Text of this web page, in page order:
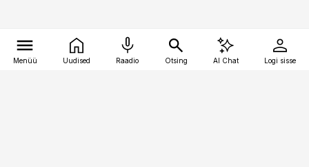
Menüü Uudised Raadio Otsing AI Chat Logi sisse